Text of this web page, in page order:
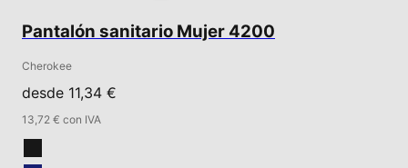
Pantalón sanitario Mujer 4200
Cherokee
desde 11,34 €
13,72 € con IVA